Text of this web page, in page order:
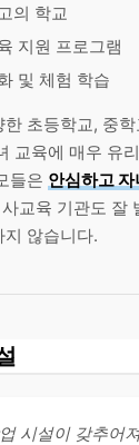
의 학교
지원 프로그램
및 체험 학습
초등학교, 중
교육에 매우 유
들은 안심하고
교육 기관도 잘
않습니다.
시설이 갖추어